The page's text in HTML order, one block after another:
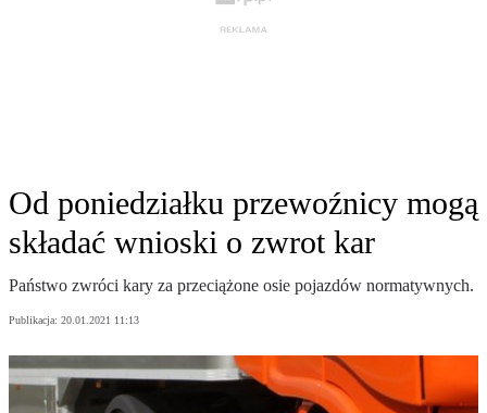
Od poniedziałku przewoźnicy mogą
składać wnioski o zwrot kar
Państwo zwróci kary za przeciążone osie pojazdów normatywnych.
Publikacja: 20.01.2021 11:13